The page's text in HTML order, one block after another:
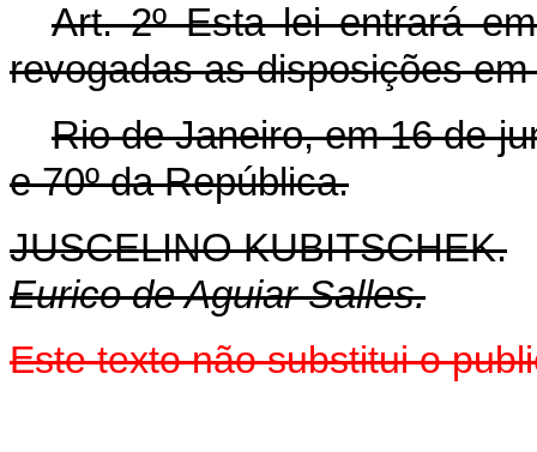
Art. 2º Esta lei entrará
revogadas as disposições
Rio de Janeiro, em 16 de
e 70º da República.
JUSCELINO KUBITSCHEK.
Eurico de Aguiar Salles.
Este texto não substitui o